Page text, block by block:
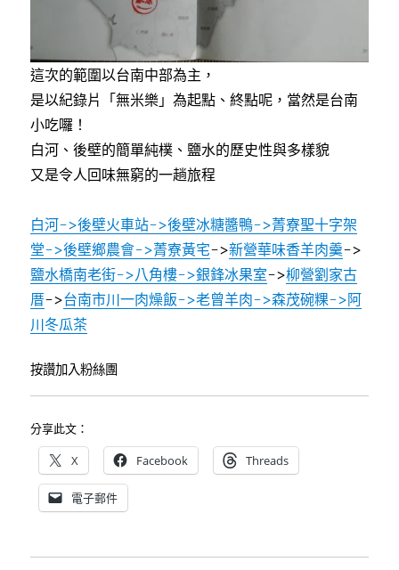
這次的範圍以台南中部為主，
是以紀錄片「無米樂」為起點、終點呢，當然是台南
小吃囉！
白河、後壁的簡單純樸、鹽水的歷史性與多樣貌
又是令人回味無窮的一趟旅程
白河->後壁火車站->後壁冰糖醬鴨->菁寮聖十字架
堂->後壁鄉農會->菁寮黃宅->新營華味香羊肉羹->
鹽水橋南老街->八角樓->銀鋒冰果室->柳營劉家古
厝->台南市川一肉燥飯->老曾羊肉->森茂碗粿->阿
川冬瓜茶
按讚加入粉絲團
分享此文：
X Facebook Threads
電子郵件